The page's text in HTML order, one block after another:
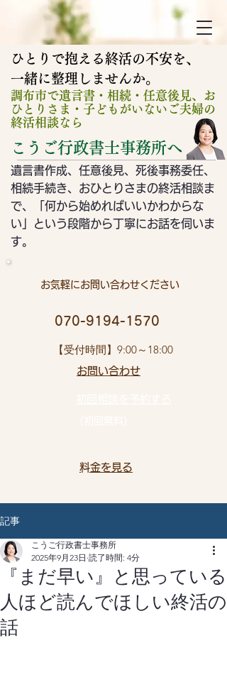
ひとりで抱える終活の不安を、
​一緒に整理しませんか。
調布市で遺言書・相続・任意後見、お
ひとりさま・子どもがいないご夫婦の
終活相談なら
こうご行政書士事務所へ
遺言書作成、任意後見、死後事務委任、
相続手続き、おひとりさまの終活相談ま
で、「何から始めればいいかわからな
い」という段階から​丁寧にお話を伺いま
す。
お気軽にお問い合わせください
​ 070-9194-1570
​【受付時間】9:00～18:00
お問い合わせ​
​料金を見る
記事
『まだ早い』と思っている
人ほど読んでほしい終活の
話
こうご行政書士事務所
2025年9月23日 読了時間: 4分